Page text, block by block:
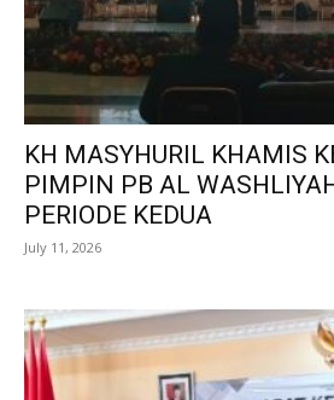
KH MASYHURIL KHAMIS
PIMPIN PB AL
PERIODE KEDUA
July 11, 2026